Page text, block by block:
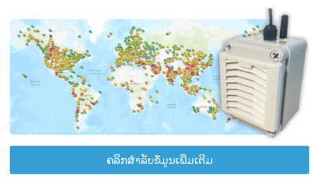
ຄລິກສຳລັບຂໍ້ມູນເພີ່ມເຕີມ